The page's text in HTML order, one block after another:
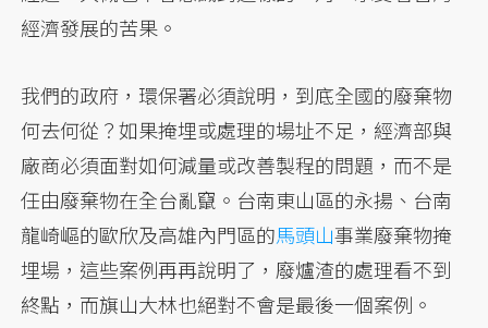
經濟發展的苦果。
我們的政府，環保署必須說明，到底全國的廢棄物
何去何從？如果掩埋或處理的場址不足，經濟部與
廠商必須面對如何減量或改善製程的問題，而不是
任由廢棄物在全台亂竄。台南東山區的永揚、台南
龍崎嶇的歐欣及高雄內門區的馬頭山事業廢棄物掩
埋場，這些案例再再說明了，廢爐渣的處理看不到
終點，而旗山大林也絕對不會是最後一個案例。